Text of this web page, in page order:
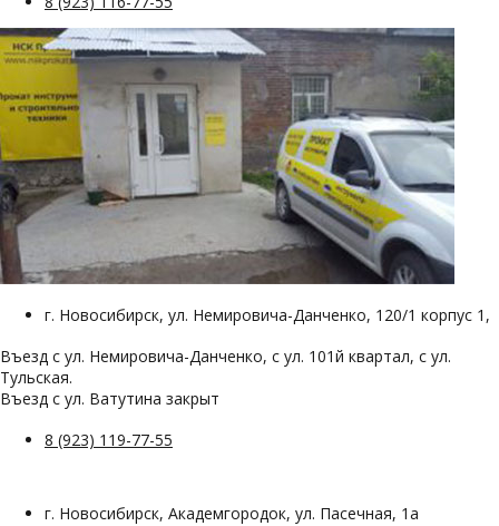
г. Новосибирск, ул. Немировича-Данченко, 120/1 корпус 1,
Въезд с ул. Немировича-Данченко, с ул. 101й квартал, с ул.
Тульская.
Въезд с ул. Ватутина закрыт
8 (923) 119-77-55
г. Новосибирск, Академгородок, ул. Пасечная, 1а